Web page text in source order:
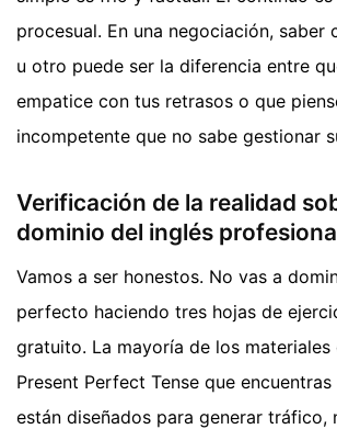
procesual. En una negociación, saber
u otro puede ser la diferencia entre
empatice con tus retrasos o que
incompetente que no sabe gestionar
Verificación de la realidad
dominio del inglés
Vamos a ser honestos. No vas a
perfecto haciendo tres hojas de
gratuito. La mayoría de los materiales
Present Perfect Tense que
están diseñados para generar tráfico,